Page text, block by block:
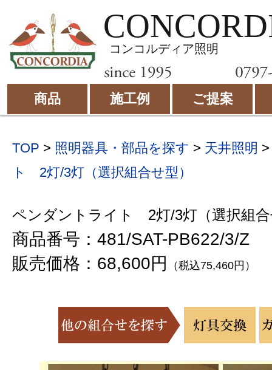
コンコルディア照明
商品 施工例 ご提案
TOP > 照明器具・部品を探す > 天井照明
ト 2灯/3灯（選択組合せ型）
ペンダントライト 2灯/3灯（選択組
商品番号：481/SAT-PB622/3/Z
販売価格：68,600円
（税込75,460円）